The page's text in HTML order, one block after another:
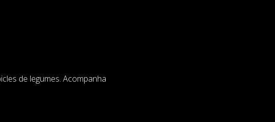
de legumes. Acompanha